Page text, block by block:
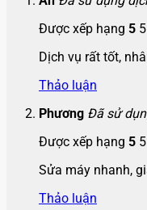
Được xếp hạng 5
Dịch vụ rất tốt,
Thảo luận
Phương Đã sử
Được xếp hạng 5
Sửa máy nhanh,
Thảo luận